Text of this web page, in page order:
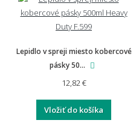
Lepidlo v spreji miesto kobercové
pásky 50...
12,82 €
Vložiť do košíka